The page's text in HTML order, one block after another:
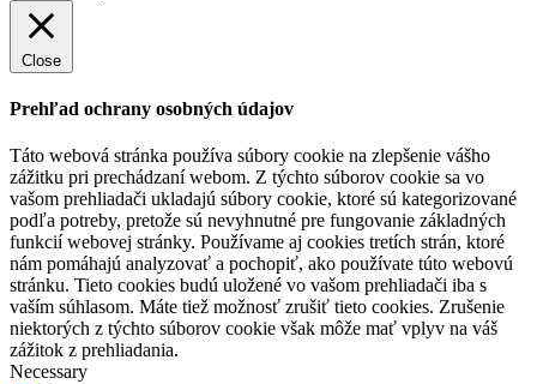
Close
Prehľad ochrany osobných údajov
Táto webová stránka používa súbory cookie na zlepšenie vášho
zážitku pri prechádzaní webom. Z týchto súborov cookie sa vo
vašom prehliadači ukladajú súbory cookie, ktoré sú kategorizované
podľa potreby, pretože sú nevyhnutné pre fungovanie základných
funkcií webovej stránky. Používame aj cookies tretích strán, ktoré
nám pomáhajú analyzovať a pochopiť, ako používate túto webovú
stránku. Tieto cookies budú uložené vo vašom prehliadači iba s
vaším súhlasom. Máte tiež možnosť zrušiť tieto cookies. Zrušenie
niektorých z týchto súborov cookie však môže mať vplyv na váš
zážitok z prehliadania.
Necessary